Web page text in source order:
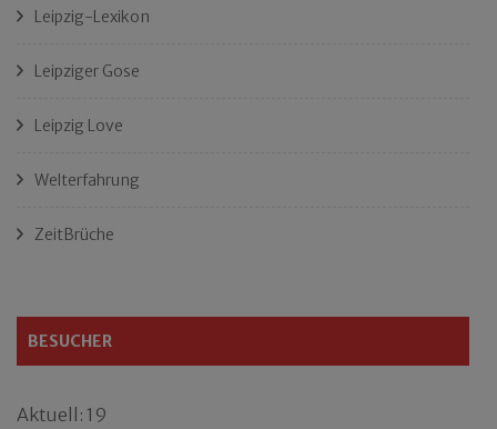
Leipzig-Lexikon
Leipziger Gose
Leipzig Love
Welterfahrung
ZeitBrüche
BESUCHER
Aktuell: 19